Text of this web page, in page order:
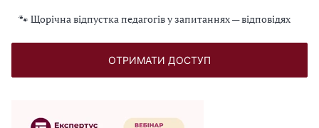
🐾 Щорічна відпустка педагогів у запитаннях — відповідях
ОТРИМАТИ ДОСТУП